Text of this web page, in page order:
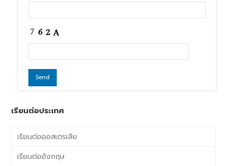
เรียนต่อประเทศ
เรียนต่อออสเตรเลีย
เรียนต่ออังกฤษ